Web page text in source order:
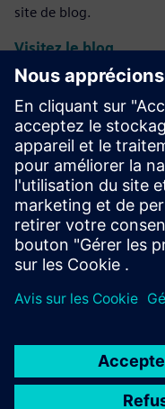
site de blog.
Visitez le blog
NX pour la
Rejoignez la
vos questions NX pour
Visiter la